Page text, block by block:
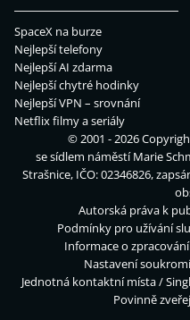
SpaceX na burze
Nejlepší telefony
Nejlepší AI zdarma
Nejlepší chytré hodinky
Nejlepší VPN – srovnání
Netflix filmy a seriály
© 2001 - 2026
se sídlem náměstí Marie
Strašnice, IČO: 02346826,
Autorská práva k
Podmínky pro užívání
Informace o
Nastavení soukromí
Jednotná kontaktní místa /
Povinně